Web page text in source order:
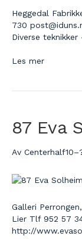
Heggedal
730
Diverse teknikker
Les mer
87 Eva
Av
Galleri
Lier Tlf 952 57
http://